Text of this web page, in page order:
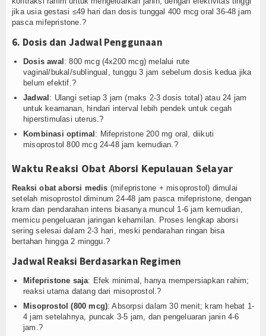
jika usia gestasi ≤49 hari dan dosis tunggal 400 mcg oral 36-48 jam
pasca mifepristone.?
6. Dosis dan Jadwal Penggunaan
Dosis awal : 800 mcg (4x200 mcg) melalui rute
vaginal/bukal/sublingual, tunggu 3 jam sebelum dosis kedua jika
belum efektif.?
Jadwal : Ulangi setiap 3 jam (maks 2-3 dosis total) atau 24 jam
untuk keamanan, hindari interval lebih pendek untuk cegah
hiperstimulasi uterus.?
Kombinasi optimal : Mifepristone 200 mg oral, diikuti
misoprostol 800 mcg 24-48 jam kemudian.?
Waktu Reaksi Obat Aborsi Kepulauan Selayar
Reaksi obat aborsi medis (mifepristone + misoprostol) dimulai
setelah misoprostol diminum 24-48 jam pasca mifepristone, dengan
kram dan pendarahan intens biasanya muncul 1-6 jam kemudian,
memicu pengeluaran jaringan kehamilan. Proses lengkap aborsi
sering selesai dalam 2-3 hari, meski pendarahan ringan bisa
bertahan hingga 2 minggu.?
Jadwal Reaksi Berdasarkan Regimen
Mifepristone saja: Efek minimal, hanya mempersiapkan rahim;
reaksi utama datang dari misoprostol.?
Misoprostol (800 mcg): Absorpsi dalam 30 menit; kram hebat 1-
4 jam setelahnya, puncak 3-5 jam, dan pengeluaran janin 4-6
jam.?